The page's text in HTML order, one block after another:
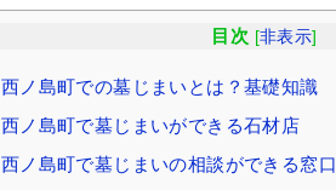
目次 [非表示]
西ノ島町での墓じまいとは？基礎知識
西ノ島町で墓じまいができる石材店
西ノ島町で墓じまいの相談ができる窓口